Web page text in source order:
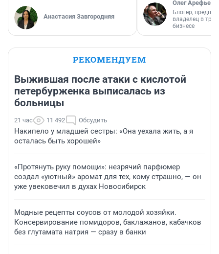
Анастасия Завгородняя
Олег Арефьев
Блогер,
владелец в
бизнесе
РЕКОМЕНДУЕМ
Выжившая после атаки с кислотой
петербурженка выписалась из
больницы
21 час 11 492 Обсудить
Накипело у младшей сестры: «Она уехала жить, а я
осталась быть хорошей»
«Протянуть руку помощи»: незрячий парфюмер
создал «уютный» аромат для тех, кому страшно, — он
уже увековечил в духах Новосибирск
Модные рецепты соусов от молодой хозяйки.
Консервирование помидоров, баклажанов, кабачков
без глутамата натрия — сразу в банки